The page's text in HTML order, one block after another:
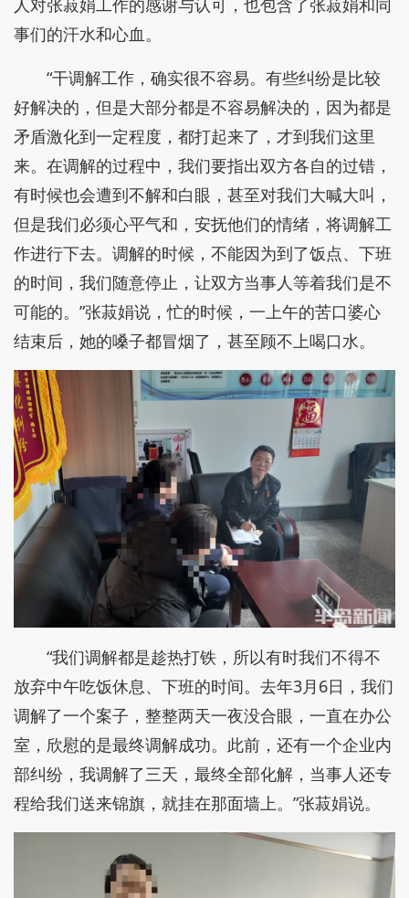
人对张菽娟工作的感谢与认可，也包含了张菽娟和同
事们的汗水和心血。
“干调解工作，确实很不容易。有些纠纷是比较
好解决的，但是大部分都是不容易解决的，因为都是
矛盾激化到一定程度，都打起来了，才到我们这里
来。在调解的过程中，我们要指出双方各自的过错，
有时候也会遭到不解和白眼，甚至对我们大喊大叫，
但是我们必须心平气和，安抚他们的情绪，将调解工
作进行下去。调解的时候，不能因为到了饭点、下班
的时间，我们随意停止，让双方当事人等着我们是不
可能的。”张菽娟说，忙的时候，一上午的苦口婆心
结束后，她的嗓子都冒烟了，甚至顾不上喝口水。
“我们调解都是趁热打铁，所以有时我们不得不
放弃中午吃饭休息、下班的时间。去年3月6日，我们
调解了一个案子，整整两天一夜没合眼，一直在办公
室，欣慰的是最终调解成功。此前，还有一个企业内
部纠纷，我调解了三天，最终全部化解，当事人还专
程给我们送来锦旗，就挂在那面墙上。”张菽娟说。